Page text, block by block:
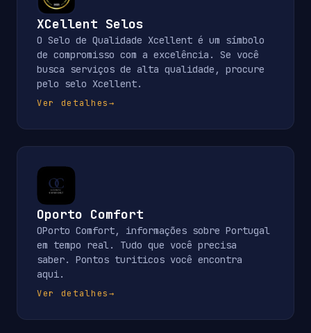
XCellent Selos
O Selo de Qualidade Xcellent é um símbolo
de compromisso com a excelência. Se você
busca serviços de alta qualidade, procure
pelo selo Xcellent.
Ver detalhes→
Oporto Comfort
OPorto Comfort, informações sobre Portugal
em tempo real. Tudo que você precisa
saber. Pontos turiticos você encontra
aqui.
Ver detalhes→